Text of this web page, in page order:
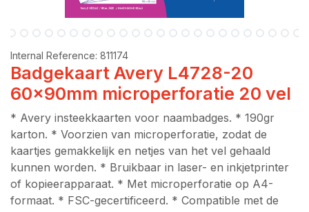
Internal Reference: 811174
Badgekaart Avery L4728-20
60x90mm microperforatie 20 vel
* Avery insteekkaarten voor naambadges. * 190gr
karton. * Voorzien van microperforatie, zodat de
kaartjes gemakkelijk en netjes van het vel gehaald
kunnen worden. * Bruikbaar in laser- en inkjetprinter
of kopieerapparaat. * Met microperforatie op A4-
formaat. * FSC-gecertificeerd. * Compatible met de